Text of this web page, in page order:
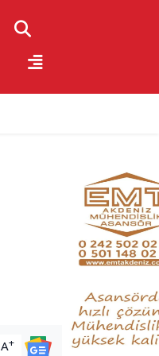
A+